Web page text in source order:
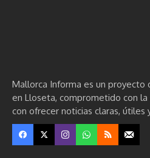
Mallorca Informa es un proyecto
en Lloseta, comprometido con
con ofrecer noticias claras, útiles